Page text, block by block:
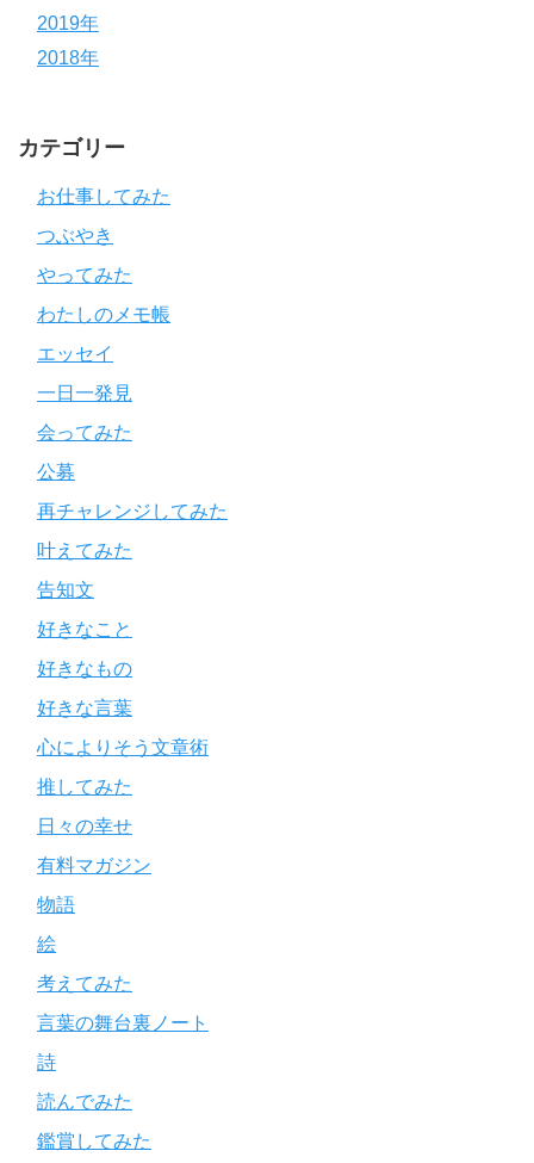
2019年
2018年
カテゴリー
お仕事してみた
つぶやき
やってみた
わたしのメモ帳
エッセイ
一日一発見
会ってみた
公募
再チャレンジしてみた
叶えてみた
告知文
好きなこと
好きなもの
好きな言葉
心によりそう文章術
推してみた
日々の幸せ
有料マガジン
物語
絵
考えてみた
言葉の舞台裏ノート
詩
読んでみた
鑑賞してみた